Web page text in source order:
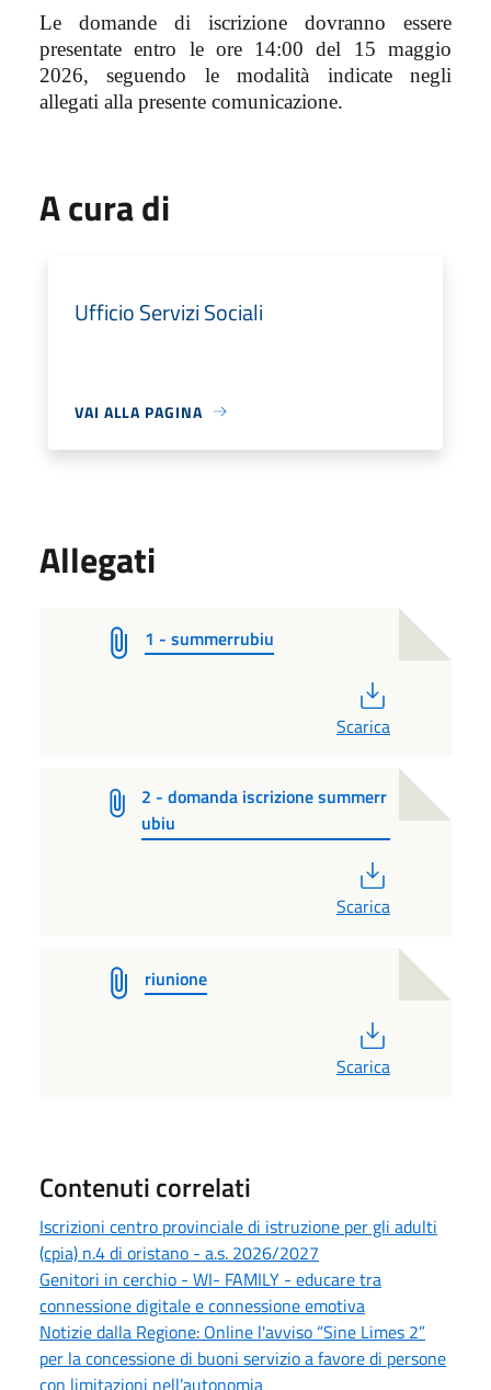
Le domande di iscrizione dovranno essere
presentate entro le ore 14:00 del 15 maggio
2026, seguendo le modalità indicate negli
allegati alla presente comunicazione.
A cura di
Ufficio Servizi Sociali
VAI ALLA PAGINA
Allegati
1 - summerrubiu
Scarica
2 - domanda iscrizione summerr
ubiu
Scarica
riunione
Scarica
Contenuti correlati
Iscrizioni centro provinciale di istruzione per gli adulti
(cpia) n.4 di oristano - a.s. 2026/2027
Genitori in cerchio - WI- FAMILY - educare tra
connessione digitale e connessione emotiva
Notizie dalla Regione: Online l'avviso “Sine Limes 2”
per la concessione di buoni servizio a favore di persone
con limitazioni nell’autonomia